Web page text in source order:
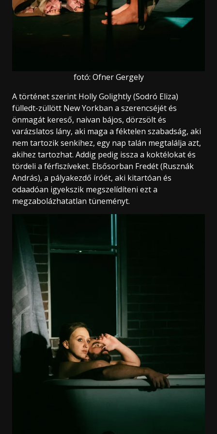
fotó: Ofner Gergely
A történet szerint Holly Golightly (Sodró Eliza)
fülledt-züllött New Yorkban a szerencséjét és
önmagát kereső, naivan bájos, dörzsölt és
varázslatos lány, aki maga a féktelen szabadság, aki
nem tartozik senkihez, egy nap talán megtalálja azt,
akihez tartozhat. Addig pedig issza a koktélokat és
tördeli a férfiszíveket. Elsősorban Fredét (Rusznák
András), a pályakezdő íróét, aki kitartóan és
odaadóan igyekszik megszelídíteni ezt a
megzabolázhatatlan tüneményt.